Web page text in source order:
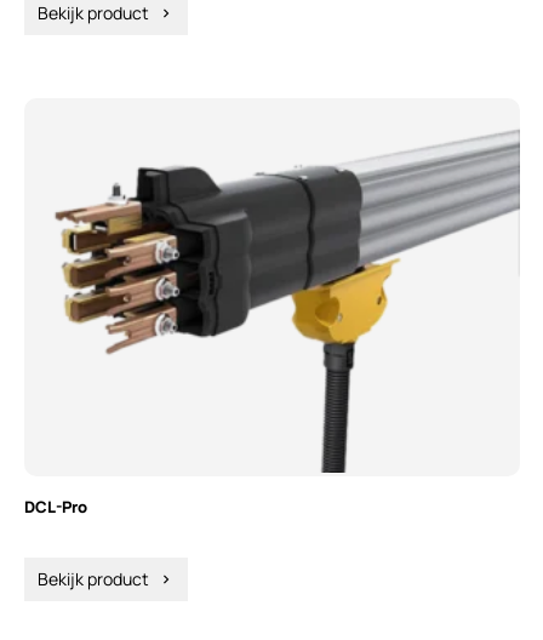
Bekijk product chevron_right
DCL-Pro
Bekijk product chevron_right